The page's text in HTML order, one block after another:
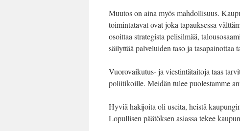
Muutos on aina myös mahdollisuus.
toimintatavat ovat joka tapauksessa
osoittaa strategista pelisilmää,
säilyttää palveluiden taso ja tasapainottaa
Vuorovaikutus- ja viestintätaitoja taas
poliitikoille. Meidän tulee puolestamme
Hyviä hakijoita oli useita, heistä
Lopullisen päätöksen asiassa tekee